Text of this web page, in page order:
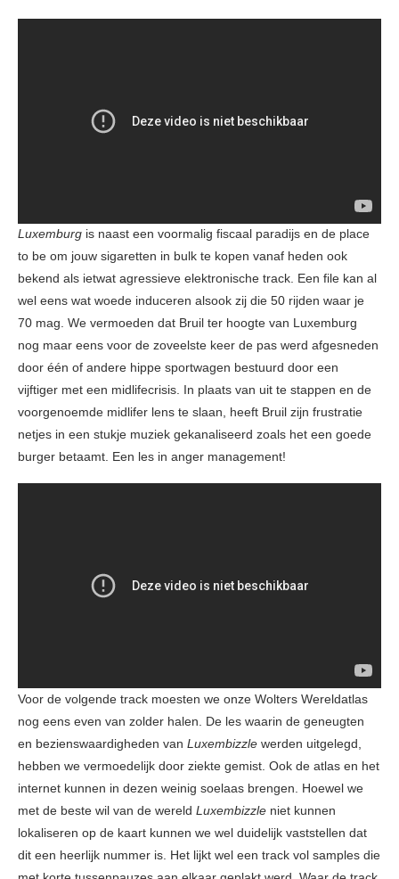
Luxemburg is naast een voormalig fiscaal paradijs en de place
to be om jouw sigaretten in bulk te kopen vanaf heden ook
bekend als ietwat agressieve elektronische track. Een file kan al
wel eens wat woede induceren alsook zij die 50 rijden waar je
70 mag. We vermoeden dat Bruil ter hoogte van Luxemburg
nog maar eens voor de zoveelste keer de pas werd afgesneden
door één of andere hippe sportwagen bestuurd door een
vijftiger met een midlifecrisis. In plaats van uit te stappen en de
voorgenoemde midlifer lens te slaan, heeft Bruil zijn frustratie
netjes in een stukje muziek gekanaliseerd zoals het een goede
burger betaamt. Een les in anger management!
Voor de volgende track moesten we onze Wolters Wereldatlas
nog eens even van zolder halen. De les waarin de geneugten
en bezienswaardigheden van Luxembizzle werden uitgelegd,
hebben we vermoedelijk door ziekte gemist. Ook de atlas en het
internet kunnen in dezen weinig soelaas brengen. Hoewel we
met de beste wil van de wereld Luxembizzle niet kunnen
lokaliseren op de kaart kunnen we wel duidelijk vaststellen dat
dit een heerlijk nummer is. Het lijkt wel een track vol samples die